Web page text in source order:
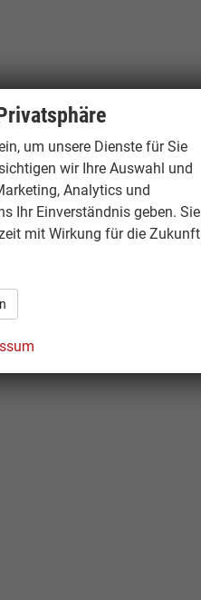
um unsere Dienste für Sie
wir Ihre Auswahl und
Analytics und
Ihr Einverständnis geben. Sie
mit Wirkung für die Zukunft